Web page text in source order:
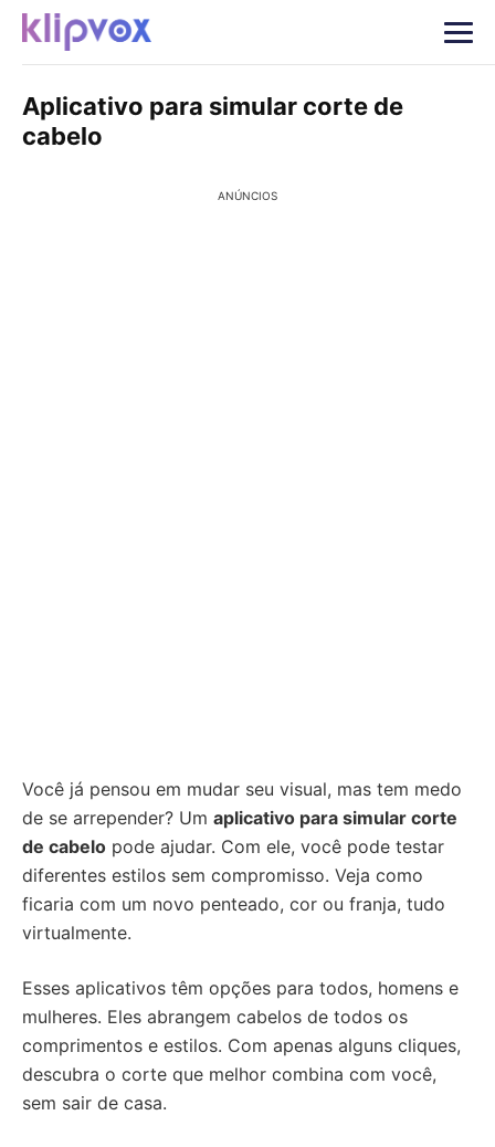
Aplicativo para simular corte de
cabelo
ANÚNCIOS
Você já pensou em mudar seu visual, mas tem medo
de se arrepender? Um aplicativo para simular corte
de cabelo pode ajudar. Com ele, você pode testar
diferentes estilos sem compromisso. Veja como
ficaria com um novo penteado, cor ou franja, tudo
virtualmente.
Esses aplicativos têm opções para todos, homens e
mulheres. Eles abrangem cabelos de todos os
comprimentos e estilos. Com apenas alguns cliques,
descubra o corte que melhor combina com você,
sem sair de casa.